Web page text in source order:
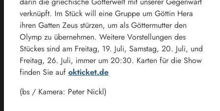
verknüpft. Im Stück will eine Gruppe um Göttin Hera
ihren Gatten Zeus stürzen, um als Göttermutter den
Olymp zu übernehmen. Weitere Vorstellungen des
Stückes sind am Freitag, 19. Juli, Samstag, 20. Juli, und
Freitag, 26. Juli, immer um 20:30. Karten für die Show
finden Sie auf okticket.de
(bs / Kamera: Peter Nickl)